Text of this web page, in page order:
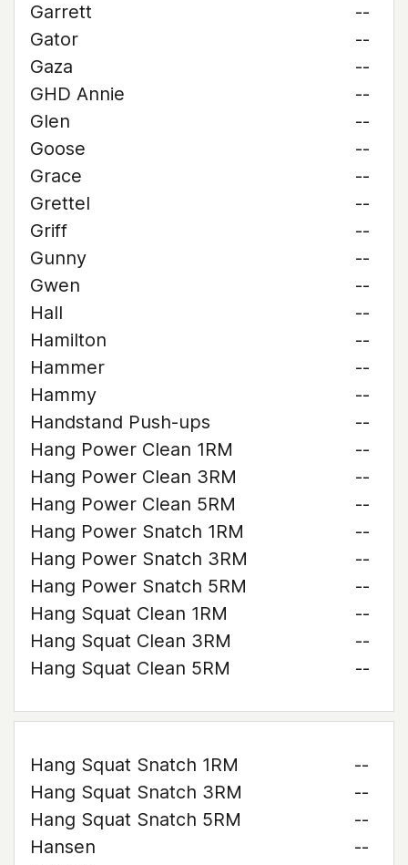
Garrett
--
Gator
--
Gaza
--
GHD Annie
--
Glen
--
Goose
--
Grace
--
Grettel
--
Griff
--
Gunny
--
Gwen
--
Hall
--
Hamilton
--
Hammer
--
Hammy
--
Handstand Push-ups
--
Hang Power Clean 1RM
--
Hang Power Clean 3RM
--
Hang Power Clean 5RM
--
Hang Power Snatch 1RM
--
Hang Power Snatch 3RM
--
Hang Power Snatch 5RM
--
Hang Squat Clean 1RM
--
Hang Squat Clean 3RM
--
Hang Squat Clean 5RM
--
Hang Squat Snatch 1RM
--
Hang Squat Snatch 3RM
--
Hang Squat Snatch 5RM
--
Hansen
--